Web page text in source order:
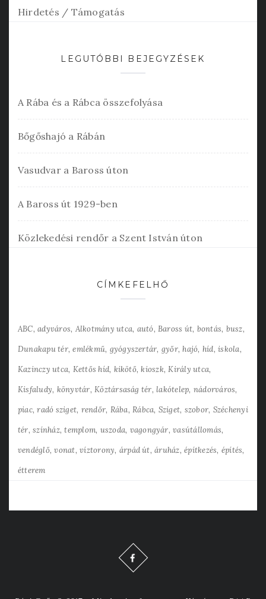
Hirdetés / Támogatás
LEGUTÓBBI BEJEGYZÉSEK
A Rába és a Rábca összefolyása
Bőgőshajó a Rábán
Vasudvar a Baross úton
A Baross út 1929-ben
Közlekedési rendőr a Szent István úton
CÍMKEFELHŐ
ABC adyváros Alkotmány utca autó Baross út bontás busz
Dunakapu tér emlékmű gyógyszertár győr hajó híd iskola
Kazinczy utca Kettős híd kikötő kioszk Király utca
Kisfaludy könyvtár Köztársaság tér lakótelep nádorváros
piac radó sziget rendőr Rába Rábca Sziget szobor Széchenyi
tér színház templom uszoda vagongyár vasútállomás
vendéglő vonat víztorony árpád út áruház építkezés építés
étterem